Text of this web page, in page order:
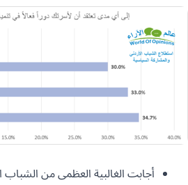
أجابت الغالبية العظمى من الشباب